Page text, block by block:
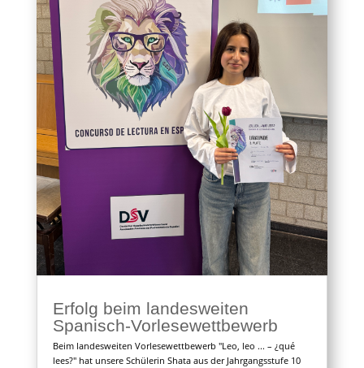
Erfolg beim landesweiten
Spanisch-Vorlesewettbewerb
Beim landesweiten Vorlesewettbewerb "Leo, leo ... – ¿qué
lees?" hat unsere Schülerin Shata aus der Jahrgangsstufe 10